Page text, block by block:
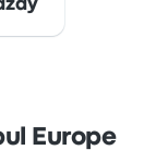
Europe